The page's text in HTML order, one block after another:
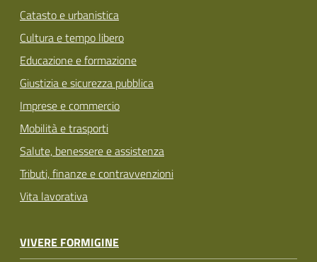
Catasto e urbanistica
Cultura e tempo libero
Educazione e formazione
Giustizia e sicurezza pubblica
Imprese e commercio
Mobilità e trasporti
Salute, benessere e assistenza
Tributi, finanze e contravvenzioni
Vita lavorativa
VIVERE FORMIGINE